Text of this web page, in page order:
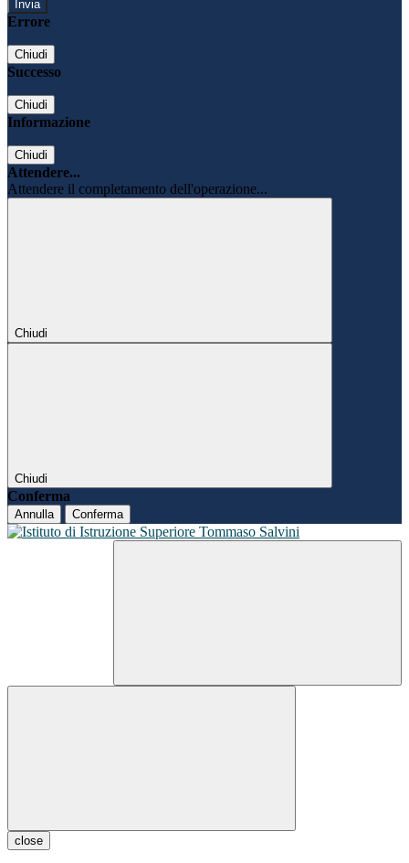
Errore
Chiudi
Successo
Chiudi
Informazione
Chiudi
Attendere...
Attendere il completamento dell'operazione...
Chiudi
Chiudi
Conferma
Annulla Conferma
close